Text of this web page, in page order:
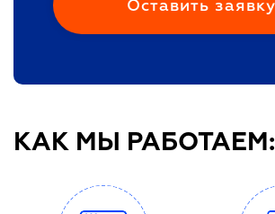
КАК МЫ РАБОТАЕМ: